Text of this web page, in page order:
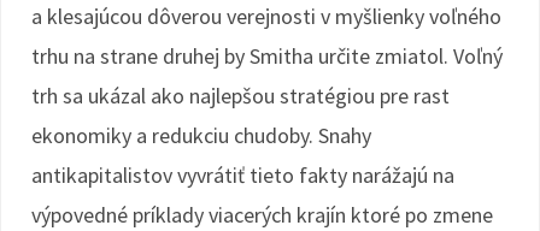
a klesajúcou dôverou verejnosti v myšlienky voľného
trhu na strane druhej by Smitha určite zmiatol. Voľný
trh sa ukázal ako najlepšou stratégiou pre rast
ekonomiky a redukciu chudoby. Snahy
antikapitalistov vyvrátiť tieto fakty narážajú na
výpovedné príklady viacerých krajín ktoré po zmene